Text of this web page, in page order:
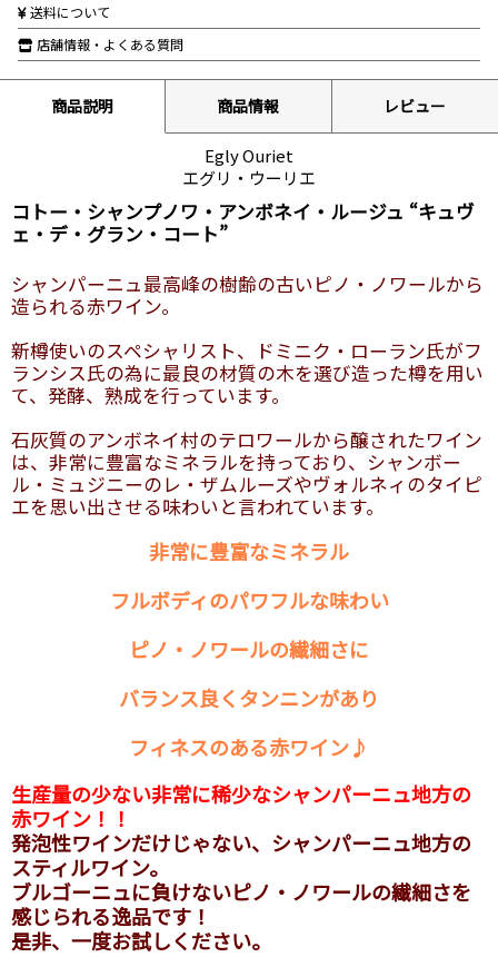
送料について
店舗情報・よくある質問
商品説明 商品情報 レビュー
Egly Ouriet
エグリ・ウーリエ
コトー・シャンプノワ・アンボネイ・ルージュ “キュヴ
ェ・デ・グラン・コート”
シャンパーニュ最高峰の樹齢の古いピノ・ノワールから
造られる赤ワイン。
新樽使いのスペシャリスト、ドミニク・ローラン氏がフ
ランシス氏の為に最良の材質の木を選び造った樽を用い
て、発酵、熟成を行っています。
石灰質のアンボネイ村のテロワールから醸されたワイン
は、非常に豊富なミネラルを持っており、シャンボー
ル・ミュジニーのレ・ザムルーズやヴォルネィのタイピ
エを思い出させる味わいと言われています。
非常に豊富なミネラル
フルボディのパワフルな味わい
ピノ・ノワールの繊細さに
バランス良くタンニンがあり
フィネスのある赤ワイン♪
生産量の少ない非常に稀少なシャンパーニュ地方の
赤ワイン！！
発泡性ワインだけじゃない、シャンパーニュ地方の
スティルワイン。
ブルゴーニュに負けないピノ・ノワールの繊細さを
感じられる逸品です！
是非、一度お試しください。